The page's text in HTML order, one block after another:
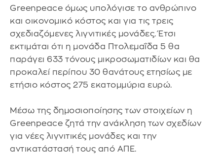
Greenpeace όμως υπολόγισε το ανθρώπινο
και οικονομικό κόστος και για τις τρεις
σχεδιαζόμενες λιγνιτικές μονάδες. Έτσι
εκτιμάται ότι η μονάδα Πτολεμαΐδα 5 θα
παράγει 633 τόνους μικροσωματιδίων και θα
προκαλεί περίπου 30 θανάτους ετησίως με
ετήσιο κόστος 275 εκατομμύρια ευρώ.
Μέσω της δημοσιοποίησης των στοιχείων η
Greenpeace ζητά την ανάκληση των σχεδίων
για νέες λιγνιτικές μονάδες και την
αντικατάστασή τους από ΑΠΕ.